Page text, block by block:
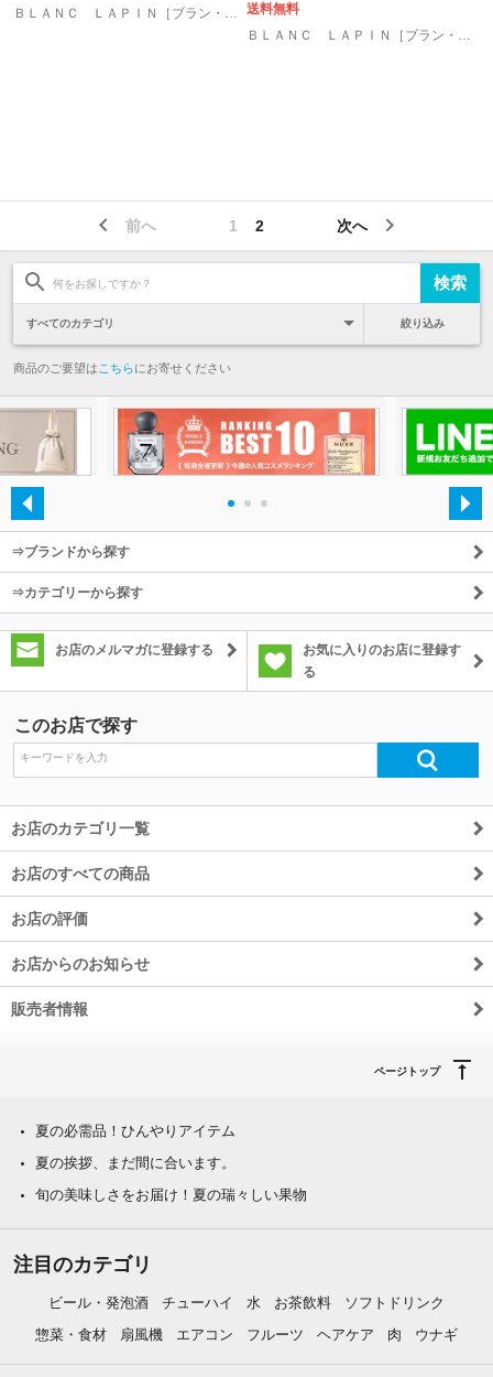
ＢＬＡＮＣ ＬＡＰＩＮ［ブラン・ラパン］
送料無料
ＢＬＡＮＣ ＬＡＰＩＮ［ブラン・ラパン］
前へ 次へ
1 2
絞り込み
商品のご要望は こちらにお寄せください
⇒ブランドから探す
⇒カテゴリーから探す
お店のメルマガに登録する
お気に入りのお店に登録す
る
このお店で探す
お店のカテゴリ一覧
お店のすべての商品
お店の評価
お店からのお知らせ
販売者情報
ページトップ
夏の必需品！ひんやりアイテム
夏の挨拶、まだ間に合います。
旬の美味しさをお届け！夏の瑞々しい果物
注目のカテゴリ
ビール・発泡酒 チューハイ 水 お茶飲料
ソフトドリンク
惣菜・食材
扇風機 エアコン フルーツ ヘアケア 肉 ウナギ